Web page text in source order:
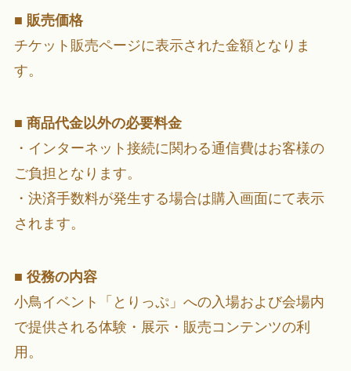
■ 販売価格
チケット販売ページに表示された金額となりま
す。
■ 商品代金以外の必要料金
・インターネット接続に関わる通信費はお客様の
ご負担となります。
・決済手数料が発生する場合は購入画面にて表示
されます。
■ 役務の内容
小鳥イベント「とりっぷ」への入場および会場内
で提供される体験・展示・販売コンテンツの利
用。